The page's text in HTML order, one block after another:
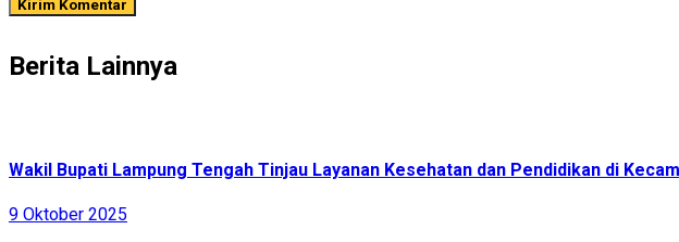
Berita Lainnya
Wakil Bupati Lampung Tengah Tinjau Layanan Kesehatan dan Pendidikan di
9 Oktober 2025